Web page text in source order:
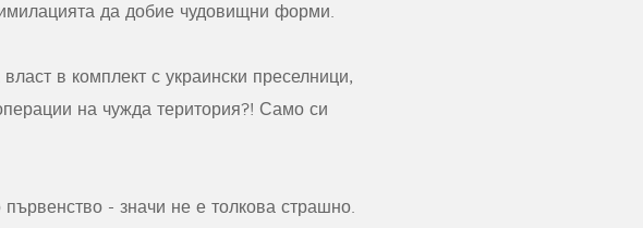
да добие чудовищни форми.
в комплект с украински преселници,
на чужда територия?! Само си
- значи не е толкова страшно.